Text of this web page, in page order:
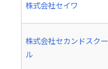
株式会社セイワ
株式会社セカンドスクー
ル